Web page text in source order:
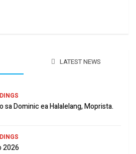
LATEST NEWS
sa Dominic ea Halalelang, Moprista.
2026